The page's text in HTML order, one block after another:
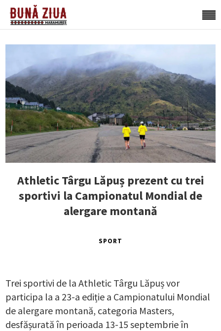
Athletic Târgu Lăpuș prezent cu trei
sportivi la Campionatul Mondial de
alergare montană
SPORT
Trei sportivi de la Athletic Târgu Lăpuș vor
participa la a 23-a ediție a Campionatului Mondial
de alergare montană, categoria Masters,
desfășurată în perioada 13-15 septembrie în